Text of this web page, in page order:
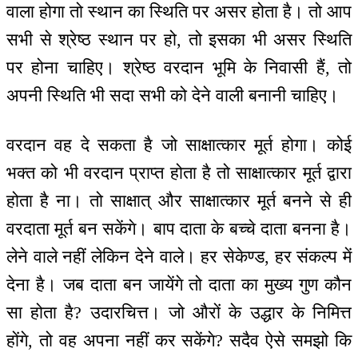
वाला होगा तो स्थान का स्थिति पर असर होता है। तो आप
सभी से श्रेष्ठ स्थान पर हो, तो इसका भी असर स्थिति
पर होना चाहिए। श्रेष्ठ वरदान भूमि के निवासी हैं, तो
अपनी स्थिति भी सदा सभी को देने वाली बनानी चाहिए।
वरदान वह दे सकता है जो साक्षात्कार मूर्त होगा। कोई
भक्त को भी वरदान प्राप्त होता है तो साक्षात्कार मूर्त द्वारा
होता है ना। तो साक्षात् और साक्षात्कार मूर्त बनने से ही
वरदाता मूर्त बन सकेंगे। बाप दाता के बच्चे दाता बनना है।
लेने वाले नहीं लेकिन देने वाले। हर सेकेण्ड, हर संकल्प में
देना है। जब दाता बन जायेंगे तो दाता का मुख्य गुण कौन
सा होता है? उदारचित्त। जो औरों के उद्धार के निमित्त
होंगे, तो वह अपना नहीं कर सकेंगे? सदैव ऐसे समझो कि